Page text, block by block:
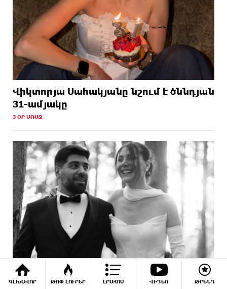
ԳԼԽԱՎՈՐ ԹՈՓ ԼՈՒՐԵՐ ԼՐԱՀՈՍ ՎԻԴԵՈ ԹՐԵՆԴ
Վիկտորյա Սահակյանը նշում է ծննդյան
31-ամյակը
3 ՕՐ ԱՌԱՋ
Կարո Հովհաննիսյանն ու կինը պարզել